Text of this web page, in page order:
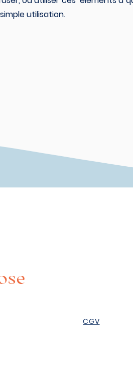
utilisation.
CGV